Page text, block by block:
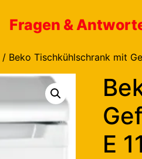
Fragen &
/ Beko Tischkühlschrank mit
E